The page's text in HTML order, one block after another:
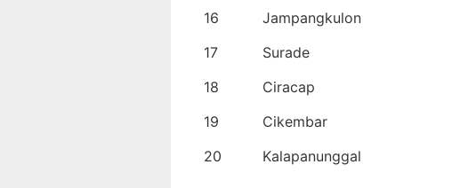
16
Jampangkulon
17
Surade
18
Ciracap
19
Cikembar
20
Kalapanunggal